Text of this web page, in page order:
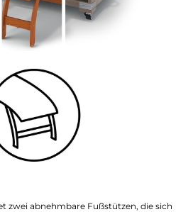
zwei abnehmbare Fußstützen, die sich